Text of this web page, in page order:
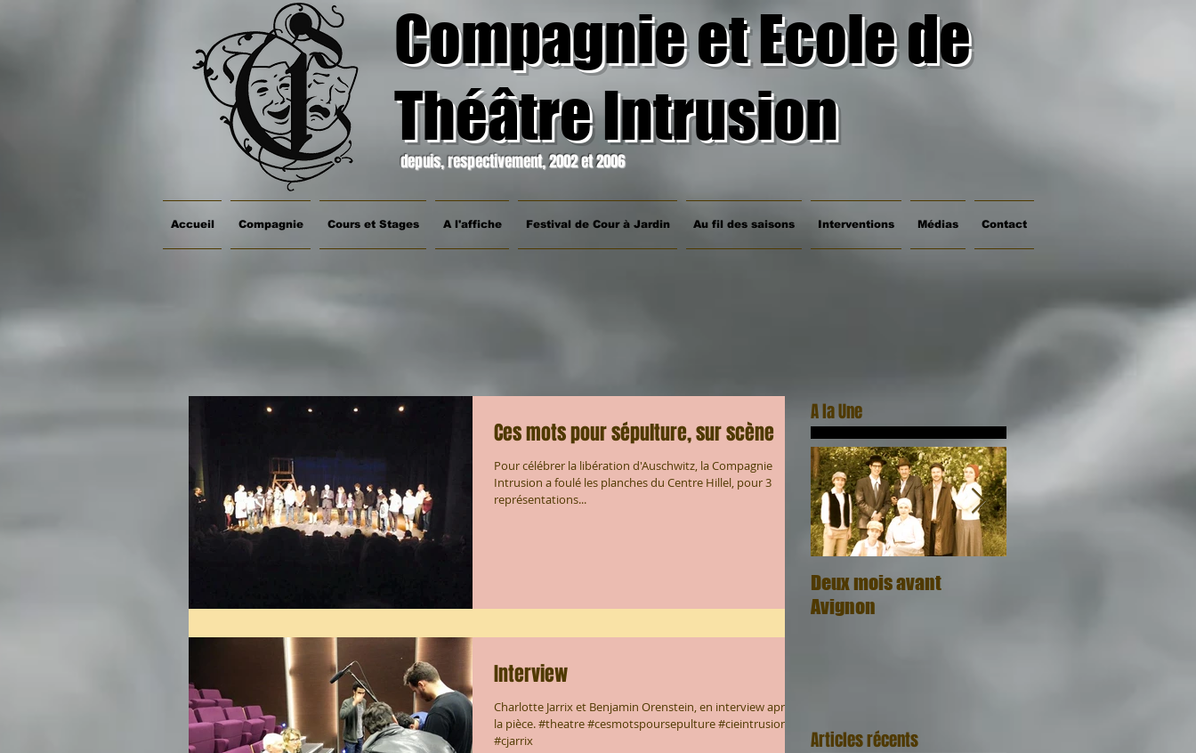
Compagnie et Ecole de
Théâtre Intrusion
Accueil Compagnie Cours et Stages A l'affiche Festival de Cour à Jardin Au fil des saisons Interventions Médias Contact
depuis, respectivement, 2002 et 2006
Ces mots pour sépulture, sur scène
Pour célébrer la libération d'Auschwitz, la Compagnie
Intrusion a foulé les planches du Centre Hillel, pour 3
représentations...
Interview
Charlotte Jarrix et Benjamin Orenstein, en interview après
la pièce. #theatre #cesmotspoursepulture #cieintrusion
#cjarrix
A la Une
Deux mois avant
Avignon
Articles récents